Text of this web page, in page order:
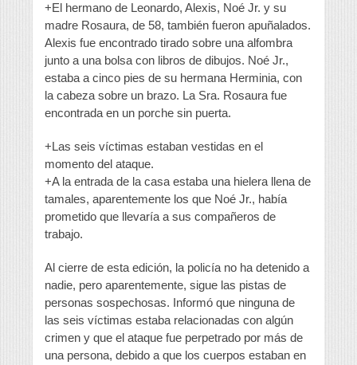
+El hermano de Leonardo, Alexis, Noé Jr. y su
madre Rosaura, de 58, también fueron apuñalados.
Alexis fue encontrado tirado sobre una alfombra
junto a una bolsa con libros de dibujos. Noé Jr.,
estaba a cinco pies de su hermana Herminia, con
la cabeza sobre un brazo. La Sra. Rosaura fue
encontrada en un porche sin puerta.
+Las seis víctimas estaban vestidas en el
momento del ataque.
+A la entrada de la casa estaba una hielera llena de
tamales, aparentemente los que Noé Jr., había
prometido que llevaría a sus compañeros de
trabajo.
Al cierre de esta edición, la policía no ha detenido a
nadie, pero aparentemente, sigue las pistas de
personas sospechosas. Informó que ninguna de
las seis víctimas estaba relacionadas con algún
crimen y que el ataque fue perpetrado por más de
una persona, debido a que los cuerpos estaban en